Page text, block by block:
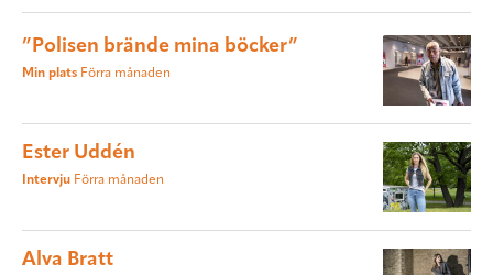
”Polisen brände mina böcker”
Min plats Förra månaden
Ester Uddén
Intervju Förra månaden
Alva Bratt